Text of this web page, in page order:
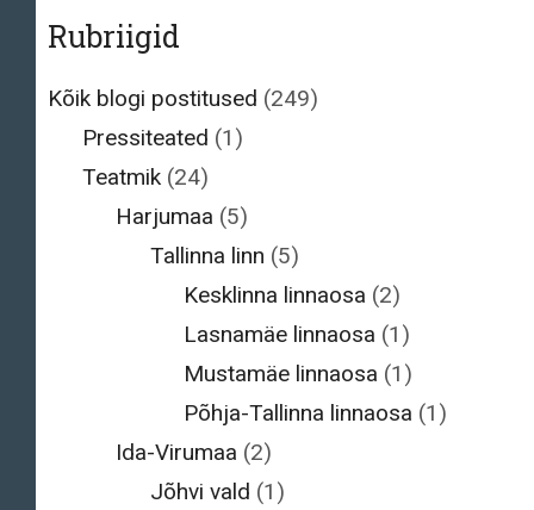
Rubriigid
Kõik blogi postitused (249)
Pressiteated (1)
Teatmik(24)
Harjumaa (5)
Tallinna linn (5)
Kesklinna linnaosa (2)
Lasnamäe linnaosa (1)
Mustamäe linnaosa (1)
Põhja-Tallinna linnaosa (1)
Ida-Virumaa (2)
Jõhvi vald (1)